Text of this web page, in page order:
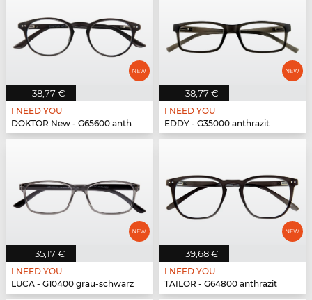
38,77 €
I NEED YOU
DOKTOR New - G65600 anthrazit
38,77 €
I NEED YOU
EDDY - G35000 anthrazit
35,17 €
I NEED YOU
LUCA - G10400 grau-schwarz
39,68 €
I NEED YOU
TAILOR - G64800 anthrazit